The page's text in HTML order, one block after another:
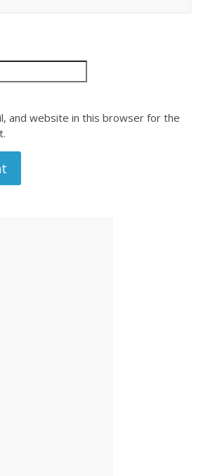
and website in this browser for the